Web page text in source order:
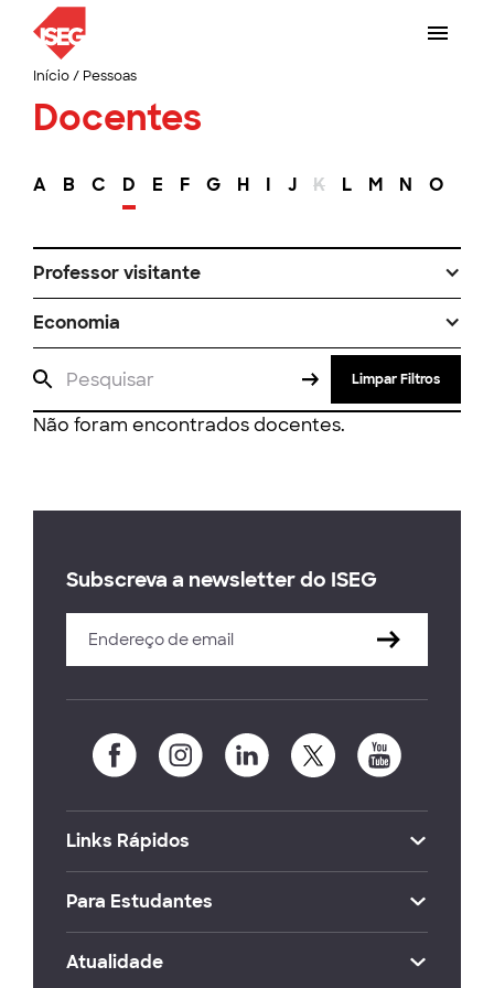
Início/ Pessoas
Docentes
A B C D E F G H I J K L M N O
Professor visitante
Economia
Limpar Filtros
Não foram encontrados docentes.
Subscreva a newsletter do ISEG
Links Rápidos
Para Estudantes
Atualidade